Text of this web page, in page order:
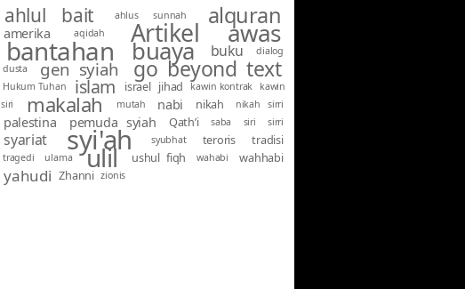
ahlul bait ahlus sunnah alquran
amerika aqidah Artikel awas
bantahan buaya buku
dialog
dusta
gen syiah go beyond text
Hukum Tuhan islam israel jihad kawin kontrak
kawin
siri
makalah mutah nabi nikah nikah sirri
palestina pemuda syiah Qath’i saba siri sirri
syariat syi'ah syubhat teroris tradisi
tragedi ulama ulil ushul fiqh wahabi wahhabi
yahudi Zhanni zionis